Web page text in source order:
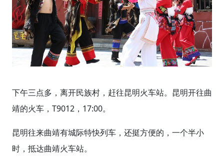
下午三点多，离开民族村，赶往昆明火车站。昆明开往曲
靖的火车，T9012，17:00。
昆明往来曲靖有城际特快列车，还挺方便的，一个半小
时，抵达曲靖火车站。